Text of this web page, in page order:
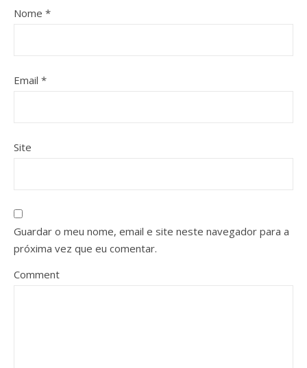
Nome *
Email *
Site
Guardar o meu nome, email e site neste navegador para a
próxima vez que eu comentar.
Comment